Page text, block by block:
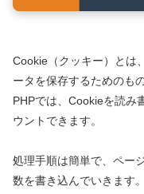
Cookie（クッキー）とは
ータを保存するためのも
PHPでは、Cookieを読み
ウントできます。
処理手順は簡単で、ペー
数を書き込んでいきます。